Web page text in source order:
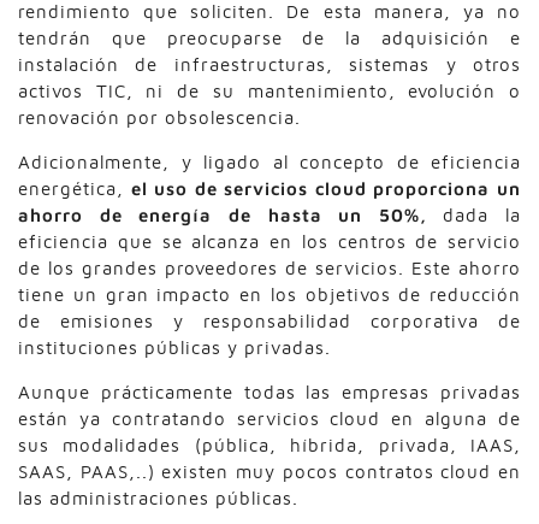
rendimiento que soliciten. De esta manera, ya no
tendrán que preocuparse de la adquisición e
instalación de infraestructuras, sistemas y otros
activos TIC, ni de su mantenimiento, evolución o
renovación por obsolescencia.
Adicionalmente, y ligado al concepto de eficiencia
energética, el uso de servicios cloud proporciona un
ahorro de energía de hasta un 50%,
dada la
eficiencia que se alcanza en los centros de servicio
de los grandes proveedores de servicios. Este ahorro
tiene un gran impacto en los objetivos de reducción
de emisiones y responsabilidad corporativa de
instituciones públicas y privadas.
Aunque prácticamente todas las empresas privadas
están ya contratando servicios cloud en alguna de
sus modalidades (pública, híbrida, privada, IAAS,
SAAS, PAAS,..) existen muy pocos contratos cloud en
las administraciones públicas.